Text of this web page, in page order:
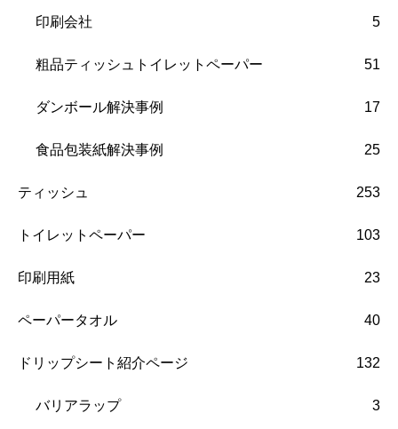
印刷会社 5
粗品ティッシュトイレットペーパー 51
ダンボール解決事例 17
食品包装紙解決事例 25
ティッシュ 253
トイレットペーパー 103
印刷用紙 23
ペーパータオル 40
ドリップシート紹介ページ 132
バリアラップ 3